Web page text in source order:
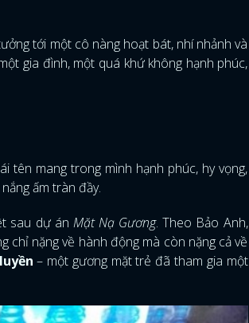
tới một cô nàng hoạt bát, nhí nhảnh và
gia đình, một quá khứ không hạnh phúc,
tên mang trong mình hạnh phúc, hy vọng,
ấm tràn đầy.
sau dự án Mặt Nạ Gương. Theo Bảo Anh,
chỉ nặng về hành động mà còn nặng cả về
– một gương mặt trẻ đã tham gia một